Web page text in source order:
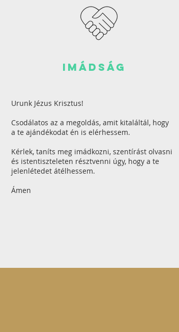
imádság
Urunk Jézus Krisztus!
Csodálatos az a megoldás, amit kitaláltál, hogy
a te ajándékodat én is elérhessem.
Kérlek, taníts meg imádkozni, szentírást olvasni
és istentiszteleten résztvenni úgy, hogy a te
jelenlétedet átélhessem.
Ámen